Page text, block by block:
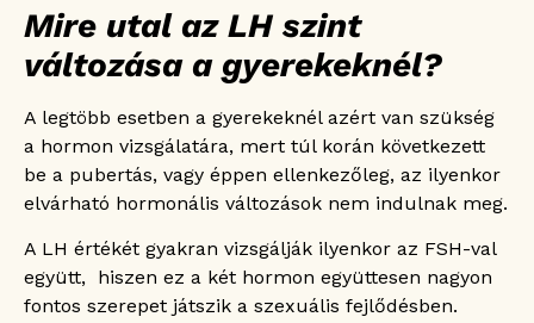
Mire utal az LH szint
változása a gyerekeknél?
A legtöbb esetben a gyerekeknél azért van szükség
a hormon vizsgálatára, mert túl korán következett
be a pubertás, vagy éppen ellenkezőleg, az ilyenkor
elvárható hormonális változások nem indulnak meg.
A LH értékét gyakran vizsgálják ilyenkor az FSH-val
együtt, hiszen ez a két hormon együttesen nagyon
fontos szerepet játszik a szexuális fejlődésben.